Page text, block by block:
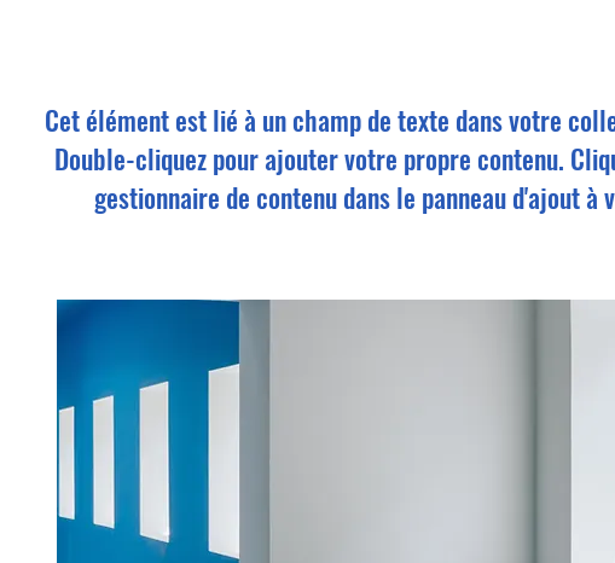
Cet élément est lié à un champ de texte dans votre
Double-cliquez pour ajouter votre propre contenu.
gestionnaire de contenu dans le panneau d'ajout à